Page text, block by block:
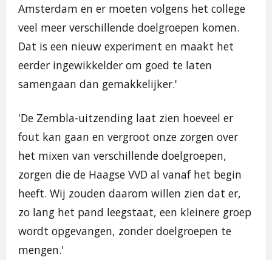
Amsterdam en er moeten volgens het college
veel meer verschillende doelgroepen komen.
Dat is een nieuw experiment en maakt het
eerder ingewikkelder om goed te laten
samengaan dan gemakkelijker.'
'De Zembla-uitzending laat zien hoeveel er
fout kan gaan en vergroot onze zorgen over
het mixen van verschillende doelgroepen,
zorgen die de Haagse VVD al vanaf het begin
heeft. Wij zouden daarom willen zien dat er,
zo lang het pand leegstaat, een kleinere groep
wordt opgevangen, zonder doelgroepen te
mengen.'